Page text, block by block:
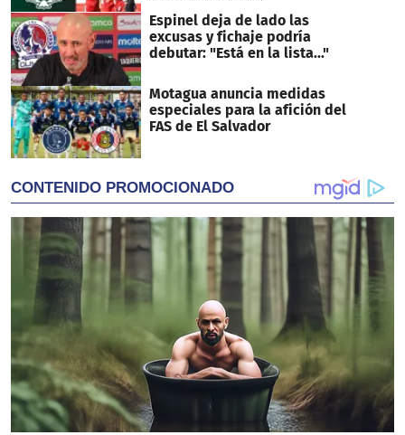
Espinel deja de lado las
excusas y fichaje podría
debutar: "Está en la lista..."
Motagua anuncia medidas
especiales para la afición del
FAS de El Salvador